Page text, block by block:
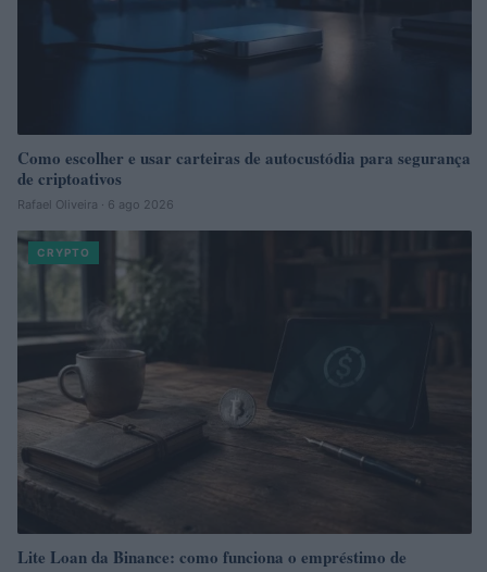
Como escolher e usar carteiras de autocustódia para segurança
de criptoativos
Rafael Oliveira · 6 ago 2026
CRYPTO
Lite Loan da Binance: como funciona o empréstimo de